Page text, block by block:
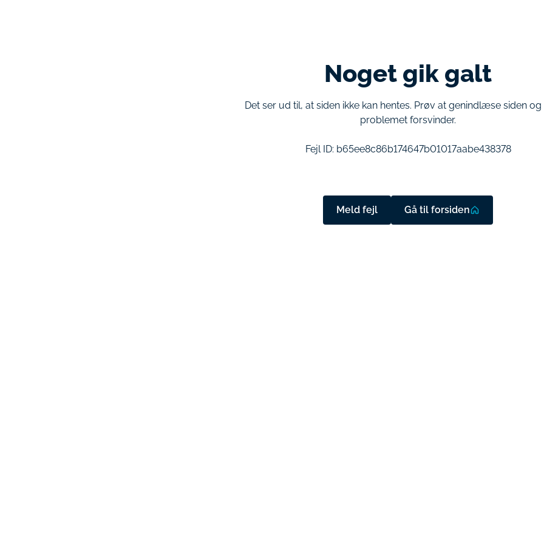
Noget gik galt
Det ser ud til, at siden ikke kan hentes. Prøv at genindlæse siden og
problemet forsvinder.
Fejl ID: b65ee8c86b174647b01017aabe438378
Meld fejl Gå til forsiden